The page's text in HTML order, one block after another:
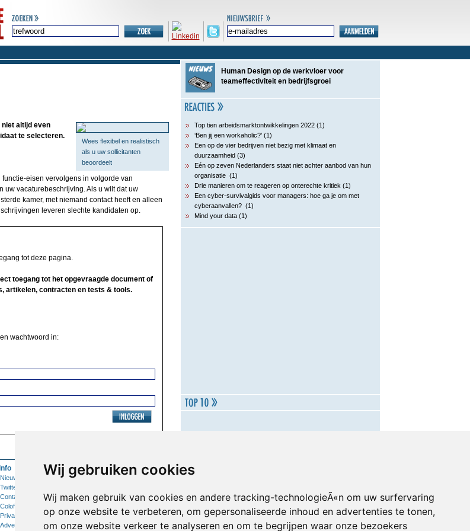
Wij gebruiken cookies
Wij maken gebruik van cookies en andere tracking-technologieÃ«n om uw surfervaring
op onze website te verbeteren, om gepersonaliseerde inhoud en advertenties te tonen,
om onze website verkeer te analyseren en om te begrijpen waar onze bezoekers
Wees flexibel en realistisch
als u uw sollicitanten
beoordeelt
altijd even
te selecteren.
eisen vervolgens in volgorde van
uw vacaturebeschrijving. Als u wilt dat uw
kamer, met niemand contact heeft en alleen
leveren slechte kandidaten op.
tot deze pagina.
toegang tot het opgevraagde document of
artikelen, contracten en tests & tools.
wachtwoord in:
Human Design op de werkvloer voor
teameffectiviteit en bedrijfsgroei
Top tien arbeidsmarktontwikkelingen 2022 (1)
‘Ben jij een workaholic?’ (1)
Een op de vier bedrijven niet bezig met klimaat en
duurzaamheid (3)
Eén op zeven Nederlanders staat niet achter aanbod van hun
organisatie (1)
Drie manieren om te reageren op onterechte kritiek (1)
Een cyber-survivalgids voor managers: hoe ga je om met
cyberaanvallen? (1)
Mind your data (1)
Info
Nieuwsbrief
Twitter
Contact
Colofon
Privacy
Adverteren
Mijn Account